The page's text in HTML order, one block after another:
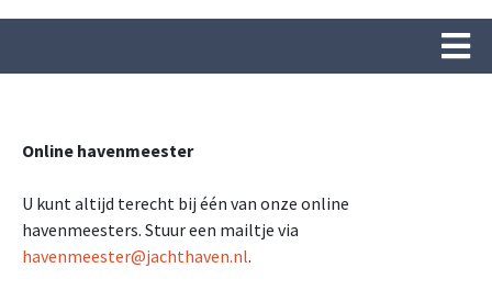
Online havenmeester
U kunt altijd terecht bij één van onze online
havenmeesters. Stuur een mailtje via
havenmeester@jachthaven.nl.